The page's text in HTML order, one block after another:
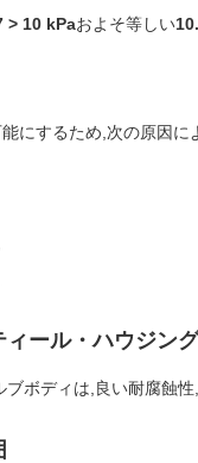
> 10 kPaおよそ等しい
にするため,次の原因に
ール・ハウジング
ブボディは,良い耐腐蝕